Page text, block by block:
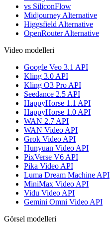
vs SiliconFlow
Midjourney Alternative
Higgsfield Alternative
OpenRouter Alternative
Video modelleri
Google Veo 3.1 API
Kling 3.0 API
Kling O3 Pro API
Seedance 2.5 API
HappyHorse 1.1 API
HappyHorse 1.0 API
WAN 2.7 API
WAN Video API
Grok Video API
Hunyuan Video API
PixVerse V6 API
Pika Video API
Luma Dream Machine API
MiniMax Video API
Vidu Video API
Gemini Omni Video API
Görsel modelleri